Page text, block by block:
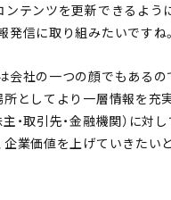
ンテンツを更新できるよう
発信に取り組みたいですね。
会社の一つの顔でもあるの
所としてより一層情報を充
・取引先・金融機関）に対
企業価値を上げていきたい